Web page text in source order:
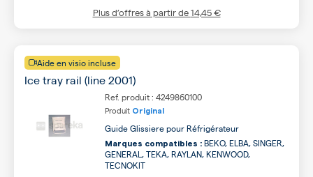
Plus d’offres à partir de14,45 €
Aide en visio incluse
Ice tray rail (line 2001)
Ref. produit : 4249860100
Produit Original
Guide Glissiere pour Réfrigérateur
Marques compatibles : BEKO, ELBA, SINGER,
GENERAL, TEKA, RAYLAN, KENWOOD,
TECNOKIT